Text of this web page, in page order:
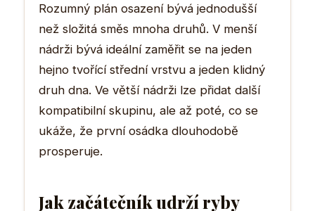
Rozumný plán osazení bývá jednodušší
než složitá směs mnoha druhů. V menší
nádrži bývá ideální zaměřit se na jeden
hejno tvořící střední vrstvu a jeden klidný
druh dna. Ve větší nádrži lze přidat další
kompatibilní skupinu, ale až poté, co se
ukáže, že první osádka dlouhodobě
prosperuje.
Jak začátečník udrží ryby